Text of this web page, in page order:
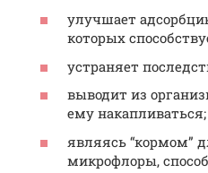
улучшает
которых
устраняет
выводит из
ему накапливаться;
являясь “кормом”
микрофлоры,